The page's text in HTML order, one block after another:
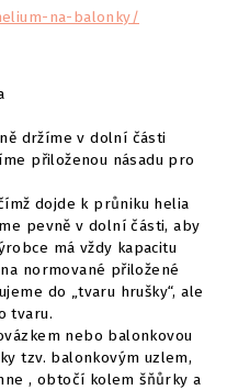
na-balonky/
držíme v dolní části
přiloženou násadu pro
dojde k průniku helia
pevně v dolní části, aby
má vždy kapacitu
normované přiložené
do „tvaru hrušky“, ale
tvaru.
nebo balonkovou
tzv. balonkovým uzlem,
, obtočí kolem šňůrky a